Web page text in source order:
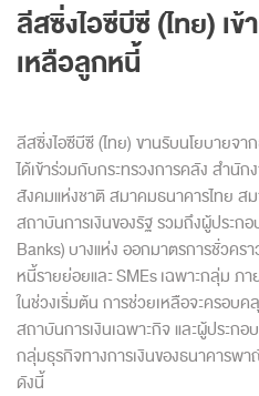
ลีสซิ่งไอซีบีซี (ไทย) เ
เหลือลูกหนี้
ลีสซิ่งไอซีบีซี (ไทย) ขานรับนโยบายจา
ได้เข้าร่วมกับกระทรวงการคลัง สำนั
สังคมแห่งชาติ สมาคมธนาคารไทย ส
สถาบันการเงินของรัฐ รวมถึงผู้ประก
Banks) บางแห่ง ออกมาตรการชั่วคร
หนี้รายย่อยและ SMEs เฉพาะกลุ่ม ภา
ในช่วงเริ่มต้น การช่วยเหลือจะครอบ
สถาบันการเงินเฉพาะกิจ และผู้ประก
กลุ่มธุรกิจทางการเงินของธนาคารพ
ดังนี้